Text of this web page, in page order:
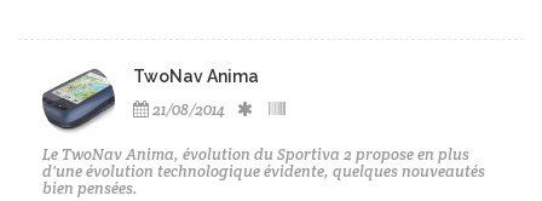
TwoNav Anima
21/08/2014
Le TwoNav Anima, évolution du Sportiva 2 propose en plus
d'une évolution technologique évidente, quelques nouveautés
bien pensées.